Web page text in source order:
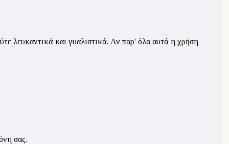
λευκαντικά και γυαλιστικά. Αν παρ' όλα αυτά η χρήση
σας.